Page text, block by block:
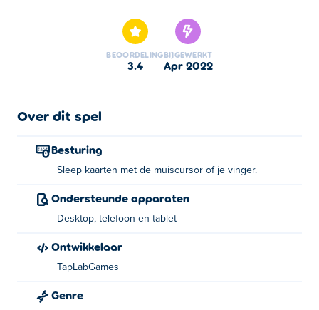
stapelen. Zorg ervoor dat u altijd de tegenovergestelde
kleur volgt. Je moet alle kleuren voltooien om het spel te
winnen: klaveren, ruiten, harten en schoppen. Wat is uw
maximaliseren!
Hoe te spelen:
Kies en speel kaart - Sleep de kaart en zet deze neer met
je vinger of cursor
Over de maker:
Klondike Solitaire is gemaakt door TapLabGames. Bekijk
hun andere puzzelspellen op Poki:
BEOORDELING
3.4
BIJGEWERKT
apr 2022
Over dit spel
Besturing
Sleep kaarten met de muiscursor of je vinger.
Ondersteunde apparaten
Desktop, telefoon en tablet
Ontwikkelaar
TapLabGames
Genre